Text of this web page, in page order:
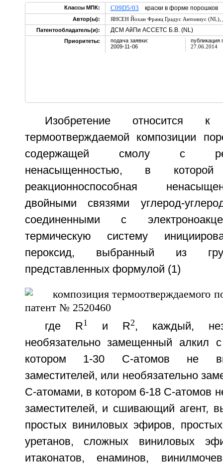
Классы МПК: C09D5/03 краски в форме порошков
Автор(ы): ЯНСЕН Йохан Франц Градус Антониус (NL),
Патентообладатель(и):
ДСМ АйПи АССЕТС Б.В. (NL)
Приоритеты:
подача заявки:
2009-11-06
публикация
27.06.2014
Изобретение относится к
термоотверждаемой композиции
содержащей смолу с
ненасыщенностью, в
реакционноспособная
двойными связями углерод-
соединенными с
термическую систему
пероксид, выбранный из
представленных формулой (1)
где R1 и R2, каждый,
необязательно замещенный алкил
котором 1-30 С-атомов не
заместителей, или необязательно
С-атомами, в котором 6-18 С-атомов
заместителей, и сшивающий агент,
простых виниловых эфиров,
уретанов, сложных виниловых
итаконатов, енаминов,